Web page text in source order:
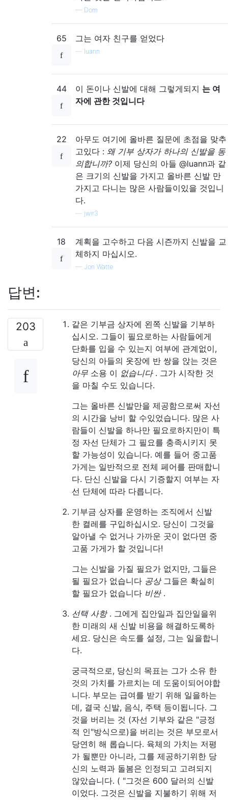
— Dom
65 그는 여자 친구를 얻었다
luann
44 이 돈이나 신발에 대해 그렇게되지 는 여
자에 관한 것입니다
22
아무도 여기에 올바른 질문에 초점을 맞추
고있다 : 왜 기부 상자가 하나의 신발을 동
의합니까? 이제 당신의 아들 @luann과 같
은 크기의 신발을 가지고 올바른 신발 만
가지고 다니는 많은 사람들이있을 것입니
다.
jwir3
18
계획을 고수하고 다음 시즌까지 신발을 교
체하지 마십시오.
— Jon Watte
답변:
203
같은 기부금 상자에 왼쪽 신발을 기부하
십시오. 그들이 필요로하는 사람들에게
단화를 입을 수 있는지 여부에 관계없이,
당신의 아들의 옷장에 반 쌍을 앉는 것은
아무 소용 이 없습니다. 그가 시작한 것
을 마칠 수도 있습니다.
그는 올바른 신발만을 제공함으로써 자선
의 시간을 낭비 할 수있었습니다. 많은 사
람들이 신발을 하나만 필요로하지만이 특
정 자선 단체가 그 필요를 충족시키지 못
할 가능성이 있습니다. 예를 들어 중고품
가게는 일반적으로 전체 페어를 판매합니
다. 단신 신발을 다시 기증할지 여부는 자
선 단체에 따라 다릅니다.
기부금 상자를 운영하는 조직에서 신발
한 켤레를 구입하십시오. 당신이 그것을
알아낼 수 없거나 가까운 곳이 없다면 중
고품 가게가 할 것입니다!
그는 신발을 가질 필요가 없지만, 그들은
될 필요가 없습니다 공상그들은 확실히
할 필요가 없습니다 비싼.
선택 사항. 그에게 집안일과 집안일을위
한 미래의 새 신발 비용을 해결하도록하
세요. 당신은 속도를 설정, 그는 일을합니
다.
궁극적으로, 당신의 목표는 그가 소유 한
것의 가치를 가르치는 데 도움이되어야합
니다. 부모는 급여를 받기 위해 일을하는
데, 결국 신발, 음식, 주택 등이됩니다. 그
것을 버리는 것 (자선 기부와 같은 "긍정
적 인"방식으로)을 버리는 것은 부모로서
당연히 해 롭습니다. 육체의 가치는 저평
가 될뿐만 아니라, 그를 제공하기위한 당
신의 노력과 돌봄은 인정되고 고려되지
않았습니다. ( "그것은 600 달러의 신발
이었다. 그것은 신발을 지불하기 위해 저